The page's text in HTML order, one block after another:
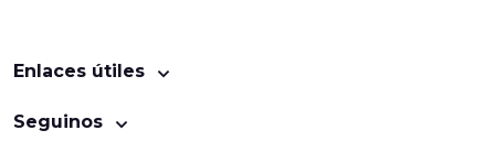
Enlaces útiles
Seguinos